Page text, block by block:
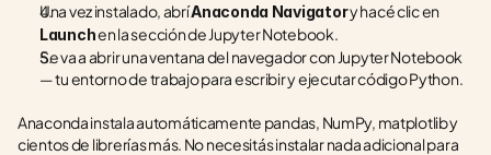
Una vez instalado, abrí Anaconda Navigator
Launch en la sección de Jupyter Notebook.
Se va a abrir una ventana del navegador con Jupyter Notebook
— tu entorno de trabajo para escribir y ejecutar código Python.
Anaconda instala automáticamente pandas, NumPy, matplotlib y
cientos de librerías más. No necesitás instalar nada adicional para